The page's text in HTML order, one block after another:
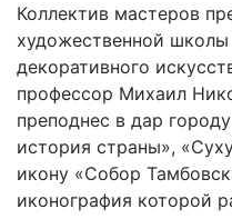
Коллектив мастеров
художественной
декоративного
профессор Михаил
преподнес в дар
история страны»,
икону «Собор
иконография которой